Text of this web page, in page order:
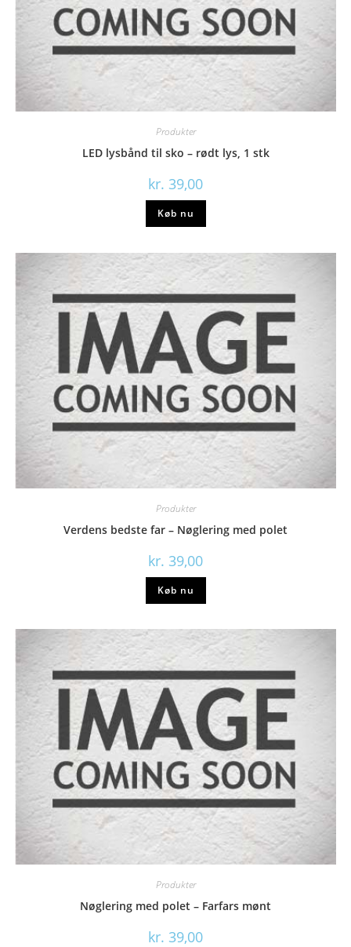
Produkter
LED lysbånd til sko – rødt lys, 1 stk
kr. 39,00
Køb nu
Produkter
Verdens bedste far – Nøglering med polet
kr. 39,00
Køb nu
Produkter
Nøglering med polet – Farfars mønt
kr. 39,00